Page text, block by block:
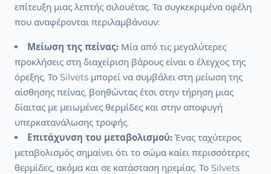
επίτευξη μιας λεπτής σιλουέτας. Τα συγκεκριμένα οφέλη
που αναφέρονται περιλαμβάνουν:
Μείωση της πείνας: Μία από τις μεγαλύτερες
προκλήσεις στη διαχείριση βάρους είναι ο έλεγχος της
όρεξης. Το Silvets μπορεί να συμβάλει στη μείωση της
αίσθησης πείνας, βοηθώντας έτσι στην τήρηση μιας
δίαιτας με μειωμένες θερμίδες και στην αποφυγή
υπερκατανάλωσης τροφής.
Επιτάχυνση του μεταβολισμού: Ένας ταχύτερος
μεταβολισμός σημαίνει ότι το σώμα καίει περισσότερες
θερμίδες, ακόμα και σε κατάσταση ηρεμίας. Το Silvets